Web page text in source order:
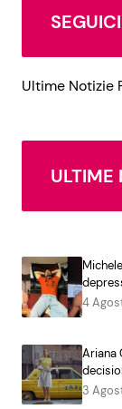
Ultime Notizie
ULTIME
4
Ariana
3